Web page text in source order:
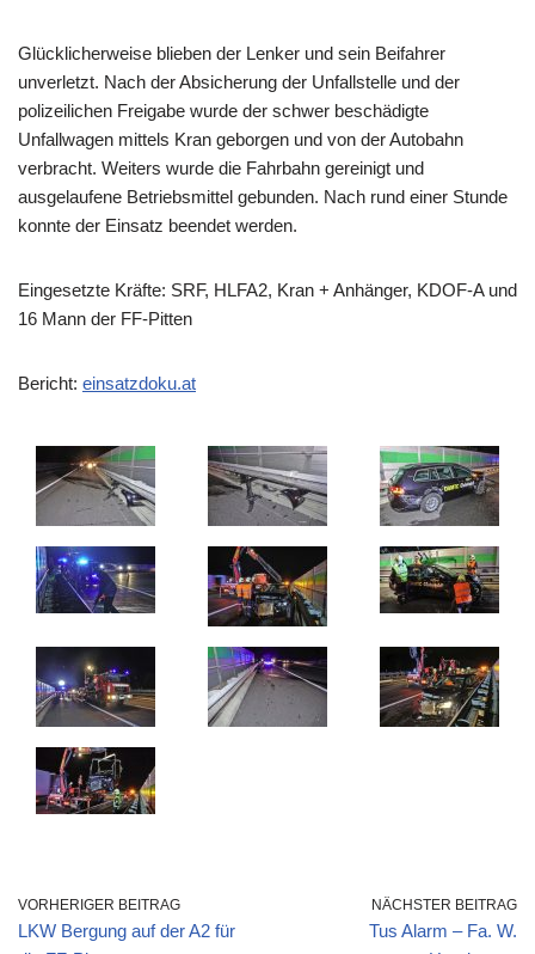
Glücklicherweise blieben der Lenker und sein Beifahrer
unverletzt. Nach der Absicherung der Unfallstelle und der
polizeilichen Freigabe wurde der schwer beschädigte
Unfallwagen mittels Kran geborgen und von der Autobahn
verbracht. Weiters wurde die Fahrbahn gereinigt und
ausgelaufene Betriebsmittel gebunden. Nach rund einer Stunde
konnte der Einsatz beendet werden.
Eingesetzte Kräfte: SRF, HLFA2, Kran + Anhänger, KDOF-A und
16 Mann der FF-Pitten
Bericht: einsatzdoku.at
VORHERIGER BEITRAG
LKW Bergung auf der A2 für
NÄCHSTER BEITRAG
Tus Alarm – Fa. W.